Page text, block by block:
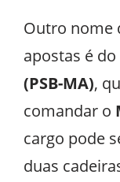
Outro nome
apostas é
(PSB-MA),
comandar o
cargo pode
duas